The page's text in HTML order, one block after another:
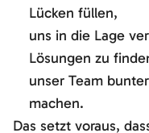
Lücken füllen,
uns in die Lage
Lösungen zu
unser Team
machen.
Das setzt voraus,